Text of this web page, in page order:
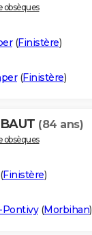
obsèques
(Finistère)
(Finistère)
(84 ans)
obsèques
Finistère)
Pontivy(Morbihan)